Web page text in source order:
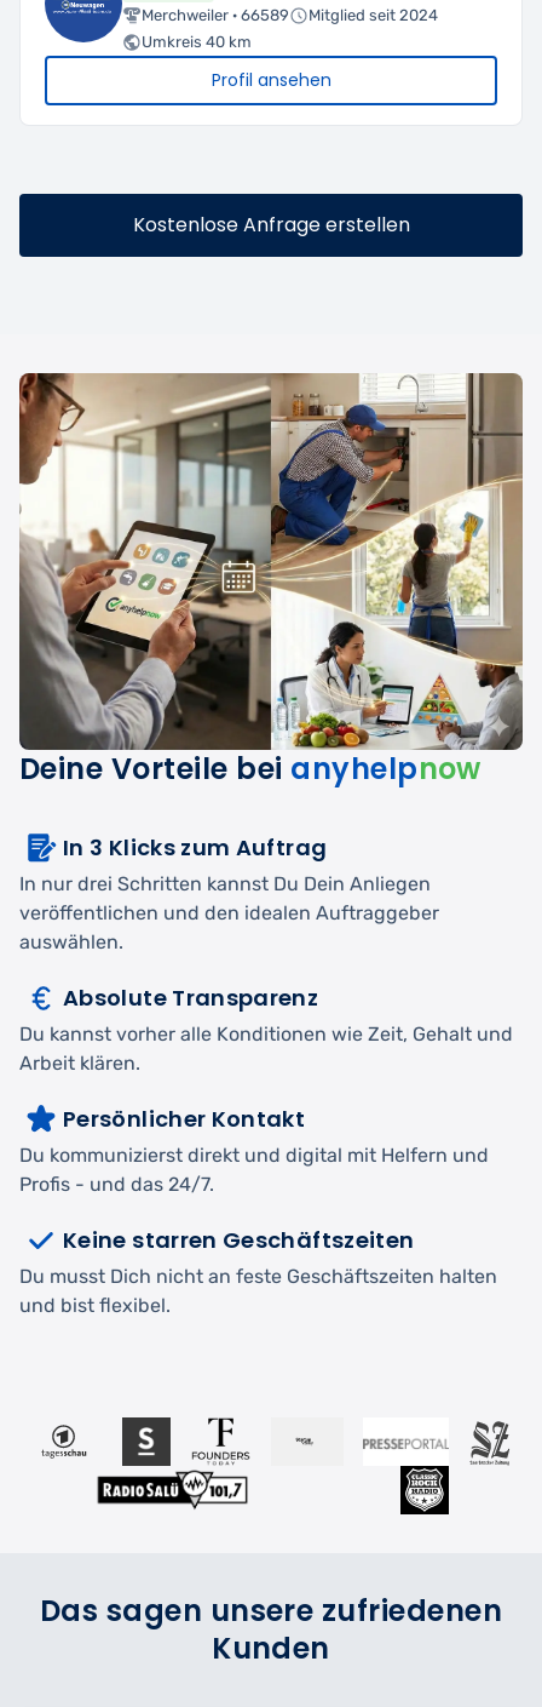
Merchweiler · 66589
Mitglied seit 2024
Umkreis 40 km
Profil ansehen
Kostenlose Anfrage erstellen
Deine Vorteile bei anyhelpnow
In 3 Klicks zum Auftrag
In nur drei Schritten kannst Du Dein Anliegen
veröffentlichen und den idealen Auftraggeber
auswählen.
Absolute Transparenz
Du kannst vorher alle Konditionen wie Zeit, Gehalt und
Arbeit klären.
Persönlicher Kontakt
Du kommunizierst direkt und digital mit Helfern und
Profis - und das 24/7.
Keine starren Geschäftszeiten
Du musst Dich nicht an feste Geschäftszeiten halten
und bist flexibel.
Das sagen unsere zufriedenen
Kunden